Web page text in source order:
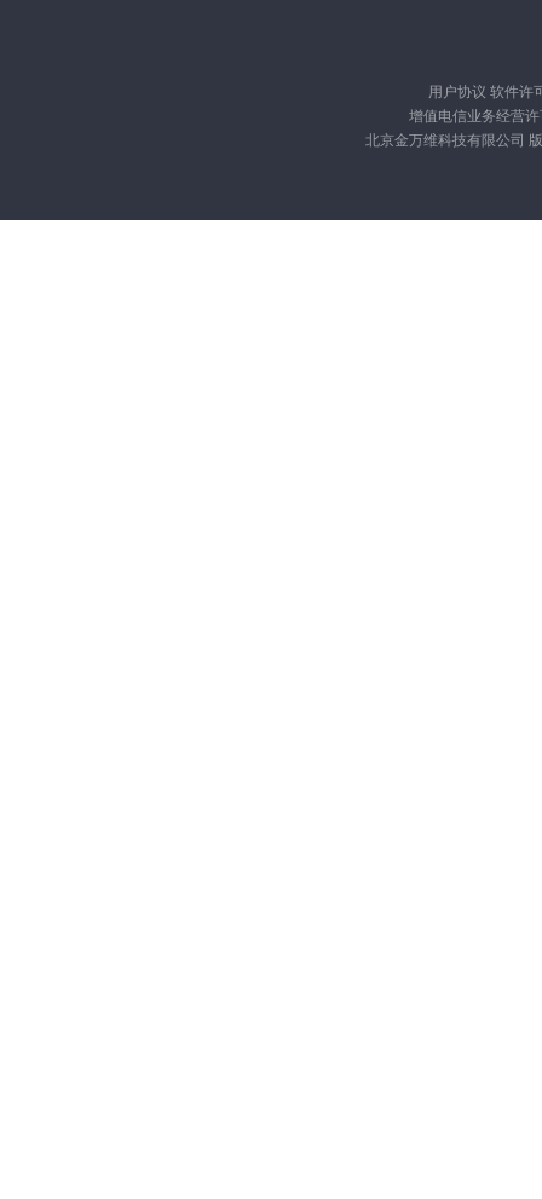
用户协议 软件许
增值电信业务经营
北京金万维科技有限公司